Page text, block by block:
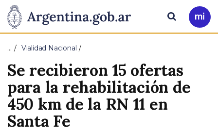
Presidencia
de
la
Nación
Pasar al contenido principal
Ir
a
Buscar
… Vialidad Nacional
Se recibieron 15 ofertas
para la rehabilitación de
450 km de la RN 11 en
Santa Fe